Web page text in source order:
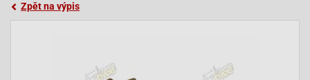
Zpět na výpis